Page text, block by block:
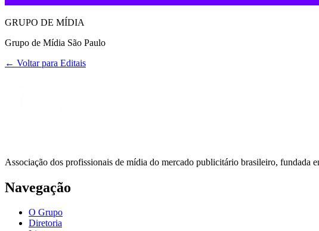
GRUPO DE MÍDIA
Grupo de Mídia São Paulo
← Voltar para Editais
Associação dos profissionais de mídia do mercado publicitário brasileiro, fundada
Navegação
O Grupo
Diretoria